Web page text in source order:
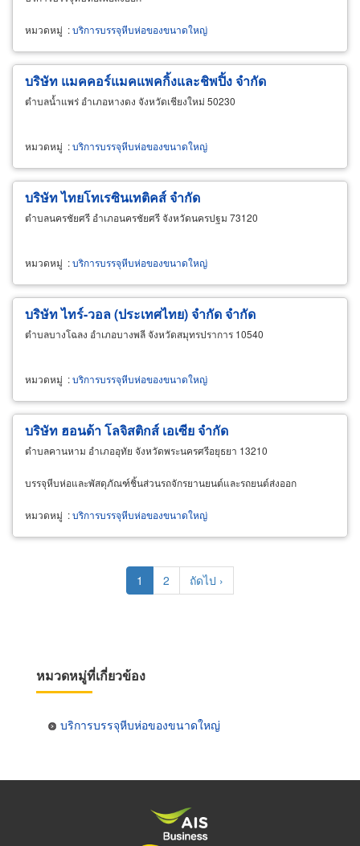
หมวดหมู่ :บริการบรรจุหีบห่อของขนาดใหญ่
บริษัท แมคคอร์แมคแพคกิ้งและชิพปิ้ง จำกัด
ตำบลน้ำแพร่ อำเภอหางดง จังหวัดเชียงใหม่ 50230
หมวดหมู่ :บริการบรรจุหีบห่อของขนาดใหญ่
บริษัท ไทยโทเรซินเทติคส์ จำกัด
ตำบลนครชัยศรี อำเภอนครชัยศรี จังหวัดนครปฐม 73120
หมวดหมู่ :บริการบรรจุหีบห่อของขนาดใหญ่
บริษัท ไทร์-วอล (ประเทศไทย) จำกัด จำกัด
ตำบลบางโฉลง อำเภอบางพลี จังหวัดสมุทรปราการ 10540
หมวดหมู่ :บริการบรรจุหีบห่อของขนาดใหญ่
บริษัท ฮอนด้า โลจิสติกส์ เอเซีย จำกัด
ตำบลคานหาม อำเภออุทัย จังหวัดพระนครศรีอยุธยา 13210
บรรจุหีบห่อและพัสดุภัณฑ์ชิ้นส่วนรถจักรยานยนต์และรถยนต์ส่งออก
หมวดหมู่ :บริการบรรจุหีบห่อของขนาดใหญ่
Current
page
1 Page
2
Next
page
ถัดไป ›
หมวดหมู่ที่เกี่ยวข้อง
บริการบรรจุหีบห่อของขนาดใหญ่